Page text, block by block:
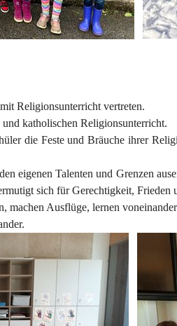
Religionsunterricht vertreten.
katholischen Religionsunterricht.
die Feste und Bräuche ihrer
eigenen Talenten und Grenzen
sich für Gerechtigkeit, Frieden
machen Ausflüge, lernen